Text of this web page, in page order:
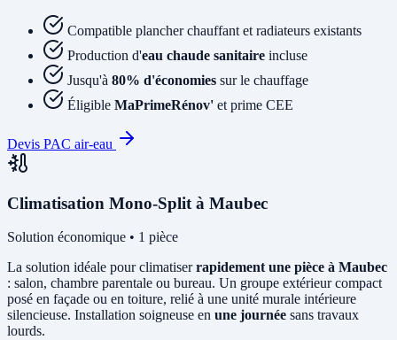
Compatible plancher chauffant et radiateurs existants
Production d'eau chaude sanitaire incluse
Jusqu'à 80% d'économies sur le chauffage
Éligible MaPrimeRénov' et prime CEE
Devis PAC air-eau
Climatisation Mono-Split à Maubec
Solution économique • 1 pièce
La solution idéale pour climatiserrapidement une pièce à Maubec
: salon, chambre parentale ou bureau. Un groupe extérieur compact
posé en façade ou en toiture, relié à une unité murale intérieure
silencieuse. Installation soigneuse en une journée sans travaux
lourds.